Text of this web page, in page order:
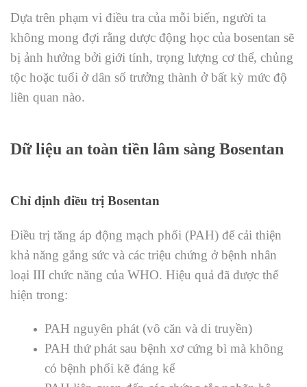
Dựa trên phạm vi điều tra của mỗi biến, người ta
không mong đợi rằng dược động học của bosentan sẽ
bị ảnh hưởng bởi giới tính, trọng lượng cơ thể, chủng
tộc hoặc tuổi ở dân số trưởng thành ở bất kỳ mức độ
liên quan nào.
Dữ liệu an toàn tiền lâm sàng Bosentan
Chỉ định điều trị Bosentan
Điều trị tăng áp động mạch phổi (PAH) để cải thiện
khả năng gắng sức và các triệu chứng ở bệnh nhân
loại III chức năng của WHO. Hiệu quả đã được thể
hiện trong:
PAH nguyên phát (vô căn và di truyền)
PAH thứ phát sau bệnh xơ cứng bì mà không
có bệnh phổi kẽ đáng kể